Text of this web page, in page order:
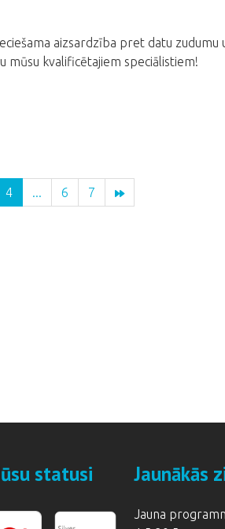
aizsardzība pret datu zudumu
mūsu kvalificētajiem speciālistiem!
4 ... 6 7
statusi Jaunākās
Jauna